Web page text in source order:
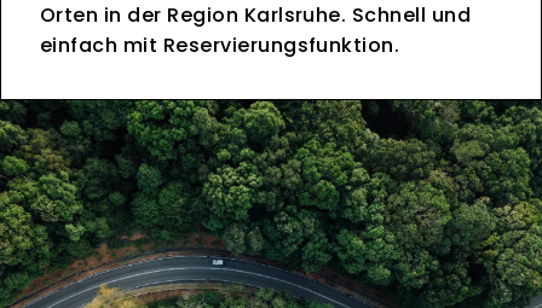
Orten in der Region Karlsruhe. Schnell und
einfach mit Reservierungsfunktion.